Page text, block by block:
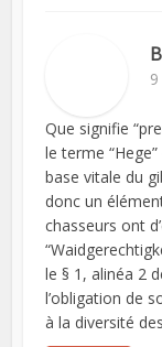
Que signifie
le terme
base vitale du
donc un
chasseurs ont
le § 1, alinéa 2
l’obligation de
à la diversité